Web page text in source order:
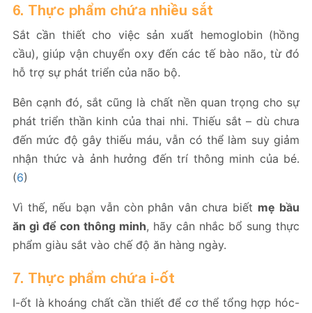
6. Thực phẩm chứa nhiều sắt
Sắt cần thiết cho việc sản xuất hemoglobin (hồng
cầu), giúp vận chuyển oxy đến các tế bào não, từ đó
hỗ trợ sự phát triển của não bộ.
Bên cạnh đó, sắt cũng là chất nền quan trọng cho sự
phát triển thần kinh của thai nhi. Thiếu sắt – dù chưa
đến mức độ gây thiếu máu, vẫn có thể làm suy giảm
nhận thức và ảnh hưởng đến trí thông minh của bé.
(6)
Vì thế, nếu bạn vẫn còn phân vân chưa biết mẹ bầu
ăn gì để con thông minh, hãy cân nhắc bổ sung thực
phẩm giàu sắt vào chế độ ăn hàng ngày.
7. Thực phẩm chứa i-ốt
I-ốt là khoáng chất cần thiết để cơ thể tổng hợp hóc-